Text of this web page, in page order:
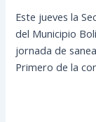
Este jueves la
del Municipio
jornada de
Primero de la